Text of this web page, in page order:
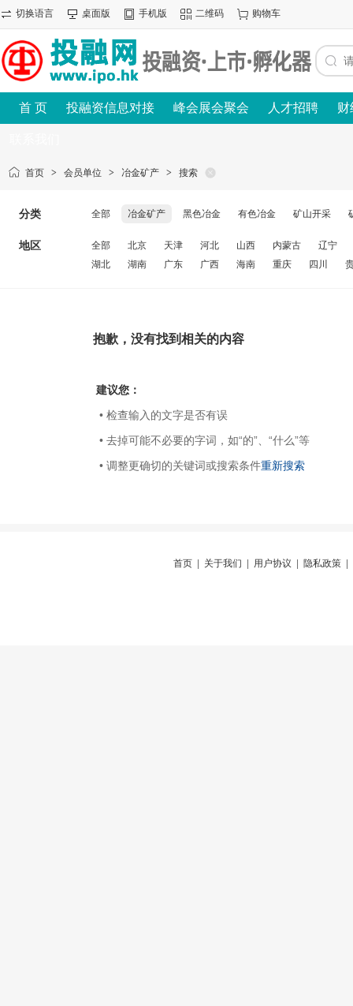
切换语言 桌面版 手机版 二维码 购物车
首 页 投融资信息对接 峰会展会聚会 人才招聘 财
首页 > 会员单位 > 冶金矿产 > 搜索
分类 全部 冶金矿产 黑色冶金 有色冶金 矿山开采
地区 全部 北京 天津 河北 山西 内蒙古
辽宁
湖北
湖南 广东 广西 海南 重庆 四川
抱歉，没有找到相关的内容
建议您：
• 检查输入的文字是否有误
• 去掉可能不必要的字词，如“的”、“什么”等
• 调整更确切的关键词或搜索条件重新搜索
首页 关于我们 用户协议 隐私政策